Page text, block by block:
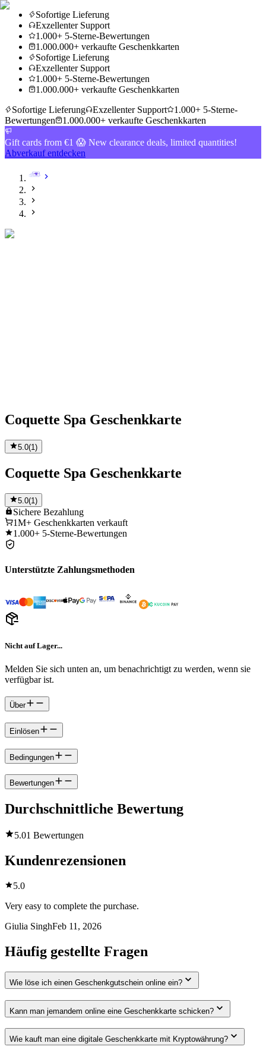
Sofortige Lieferung
Exzellenter Support
1.000+ 5-Sterne-Bewertungen
1.000.000+ verkaufte Geschenkkarten
Sofortige Lieferung
Exzellenter Support
1.000+ 5-Sterne-Bewertungen
1.000.000+ verkaufte Geschenkkarten
Sofortige Lieferung
Exzellenter Support
1.000+ 5-Sterne-
Bewertungen
1.000.000+ verkaufte Geschenkkarten
Gift cards from €1 😱 New clearance deals, limited quantities!
Abverkauf entdecken
Coquette Spa Geschenkkarte
5.0(1 )
Coquette Spa Geschenkkarte
5.0(1)
Sichere Bezahlung
1M+ Geschenkkarten verkauft
1.000+ 5-Sterne-Bewertungen
Unterstützte Zahlungsmethoden
Nicht auf Lager...
Melden Sie sich unten an, um benachrichtigt zu werden, wenn sie
verfügbar ist.
Über
Einlösen
Bedingungen
Bewertungen
Durchschnittliche Bewertung
5.01 Bewertungen
Kundenrezensionen
5.0
Very easy to complete the purchase.
Giulia SinghFeb 11, 2026
Häufig gestellte Fragen
Wie löse ich einen Geschenkgutschein online ein?
Kann man jemandem online eine Geschenkkarte schicken?
Wie kauft man eine digitale Geschenkkarte mit Kryptowährung?